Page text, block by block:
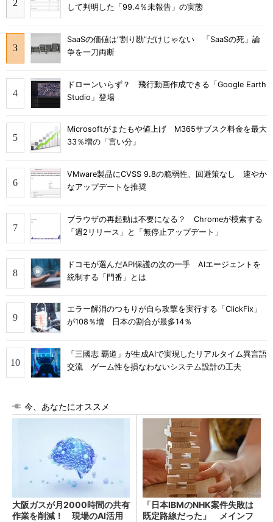
して判明した「99.4％未報告」の実態
SaaSの価値は“割り勘”だけじゃない 「SaaSの死」論
争を一刀両断
ドローンいらず？ 飛行動画作成できる「Google Earth
Studio」登場
Microsoftがまたもや値上げ M365サブスク料金を最大
33％増の「言い分」
VMware製品にCVSS 9.8の脆弱性、回避策なし 速やか
なアップデートを推奨
ブラウザの再起動は不要になる？ Chromeが模索する
「週2リリース」と「無停止アップデート」
ドコモが選んだAPI保護の次の一手 AIエージェントを
統制する「門番」とは
エラー解消のつもりが自ら攻撃を実行する「ClickFix」
が108％増 日本の割合が最多14％
「三國志 覇道」が生成AIで実現したリアルタイム異言語
交流 ゲーム性を損なわないシステム設計の工夫
今、あなたにオススメ
大阪ガスが月2000時間の共有
作業を削減！ 現場のAI活用
「日本IBMのNHK案件失敗は
既定路線だった」 メインフ